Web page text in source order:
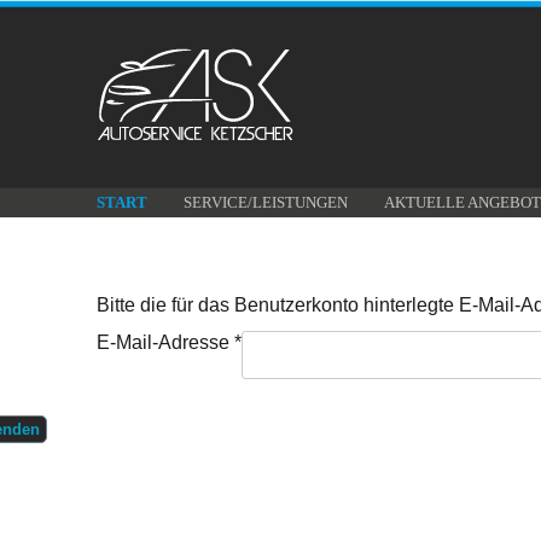
START SERVICE/LEISTUNGEN AKTUELLE
Bitte die für das Benutzerkonto hinterlegte E-Mail-
E-Mail-Adresse *